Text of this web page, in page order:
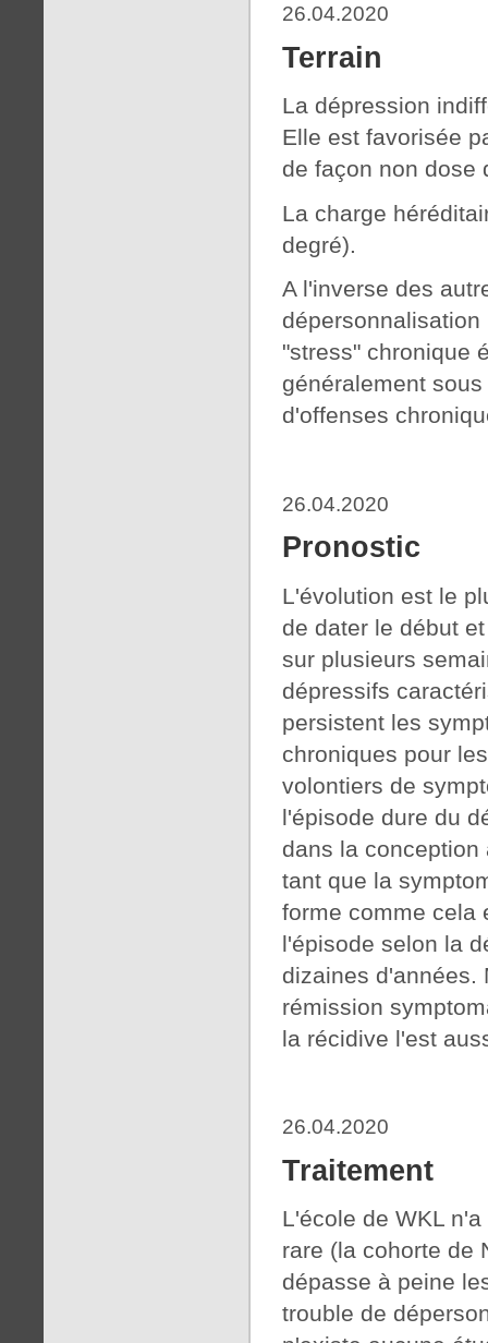
26.04.2020
Terrain
La dépression
Elle est favorisée
de façon non dose
La charge
degré).
A l'inverse des
"stress" chronique
généralement
d'offenses
26.04.2020
Pronostic
L'évolution est le
de dater le début
sur plusieurs
dépressifs
persistent les
chroniques pour
volontiers de
l'épisode dure du
dans la
tant que la
forme comme cela
l'épisode selon la
dizaines d'années.
rémission
la récidive l'est
26.04.2020
Traitement
L'école de WKL
rare (la cohorte de
dépasse à peine
trouble de